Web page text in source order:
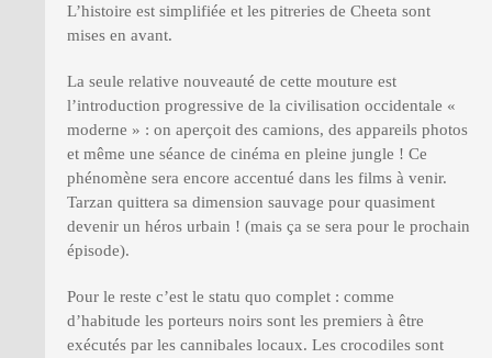
L’histoire est simplifiée et les pitreries de Cheeta sont
mises en avant.
La seule relative nouveauté de cette mouture est
l’introduction progressive de la civilisation occidentale «
moderne » : on aperçoit des camions, des appareils photos
et même une séance de cinéma en pleine jungle ! Ce
phénomène sera encore accentué dans les films à venir.
Tarzan quittera sa dimension sauvage pour quasiment
devenir un héros urbain ! (mais ça se sera pour le prochain
épisode).
Pour le reste c’est le statu quo complet : comme
d’habitude les porteurs noirs sont les premiers à être
exécutés par les cannibales locaux. Les crocodiles sont